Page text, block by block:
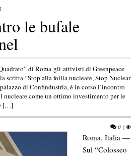
le bufale
di Roma gli attivisti di Greenpeace
scritta “Stop alla follia nucleare, Stop Nuclear
di Confindustria, è in corso l’incontro
nucleare come un ottimo investimento per le
[…]
0 |
Roma, Italia —
Sul “Colosseo